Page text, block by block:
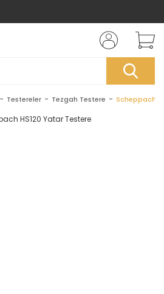
Testereler Tezgah Testere Scheppach